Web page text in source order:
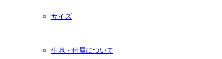
サイズ
生地・付属について